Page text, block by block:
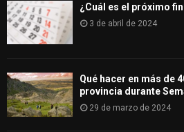
¿Cuál es el próximo
3 de abril de 2024
Qué hacer en más de
provincia durante
29 de marzo de 2024